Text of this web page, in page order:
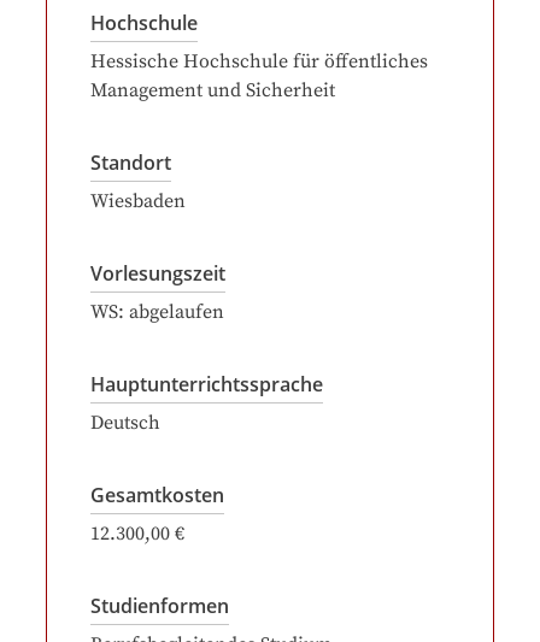
Hochschule
Hessische Hochschule für öffentliches
Management und Sicherheit
Standort
Wiesbaden
Vorlesungszeit
WS: abgelaufen
Hauptunterrichtssprache
Deutsch
Gesamtkosten
12.300,00 €
Studienformen